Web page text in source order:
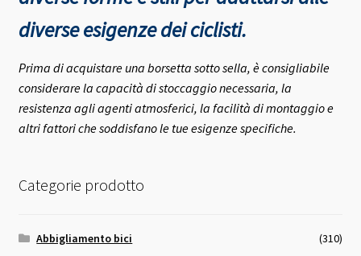
diverse esigenze dei ciclisti.
Prima di acquistare una borsetta sotto sella, è consigliabile
considerare la capacità di stoccaggio necessaria, la
resistenza agli agenti atmosferici, la facilità di montaggio e
altri fattori che soddisfano le tue esigenze specifiche.
Categorie prodotto
Abbigliamento bici
(310)